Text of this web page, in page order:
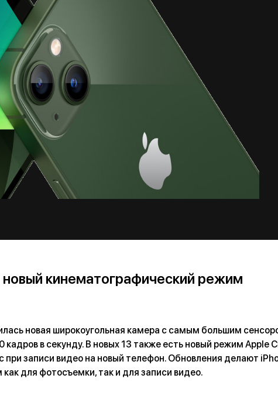
кинематографический режим
новая широкоугольная камера с самым большим
в секунду. В новых 13 также есть новый режим Apple
записи видео на новый телефон. Обновления делают
для фотосъемки, так и для записи видео.